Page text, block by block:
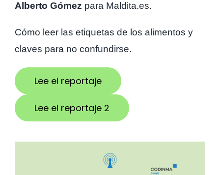
Alberto Gómez para Maldita.es.
Cómo leer las etiquetas de los alimentos y
claves para no confundirse.
Lee el reportaje
Lee el reportaje 2